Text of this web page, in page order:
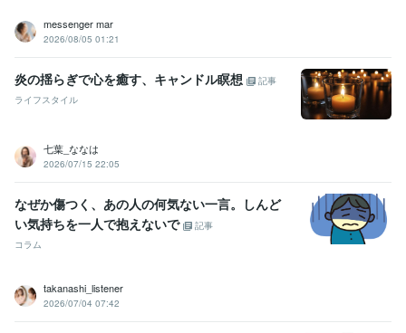
messenger mar
2026/08/05 01:21
炎の揺らぎで心を癒す、キャンドル瞑想
記事
ライフスタイル
七葉_ななは
2026/07/15 22:05
なぜか傷つく、あの人の何気ない一言。しんど
い気持ちを一人で抱えないで
記事
コラム
takanashi_listener
2026/07/04 07:42